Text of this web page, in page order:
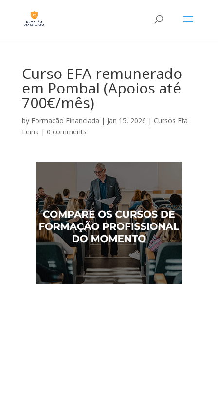
Curso EFA remunerado
em Pombal (Apoios até
700€/mês)
by Formação Financiada | Jan 15, 2026 | Cursos Efa
Leiria | 0 comments